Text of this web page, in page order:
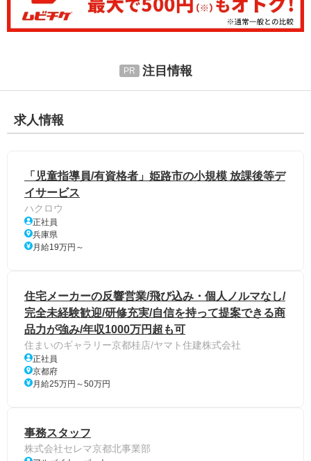
注目情報
求人情報
「児童指導員/有資格者」姫路市の小規模 放課後等デ
イサービス
ハクロウ
正社員
兵庫県
月給19万円～
住宅メーカーの反響営業/飛び込み・個人ノルマなし/
完全未経験歓迎/研修充実/自信を持って提案できる商
品力が強み/年収1000万円超も可
住まいのギャラリー京都桂店/ヤマト住建株式会社
正社員
京都府
月給25万円～50万円
事務スタッフ
株式会社セレマ京都北事業部